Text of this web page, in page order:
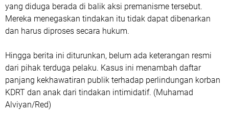
yang diduga berada di balik aksi premanisme tersebut.
Mereka menegaskan tindakan itu tidak dapat dibenarkan
dan harus diproses secara hukum.
Hingga berita ini diturunkan, belum ada keterangan resmi
dari pihak terduga pelaku. Kasus ini menambah daftar
panjang kekhawatiran publik terhadap perlindungan korban
KDRT dan anak dari tindakan intimidatif. (Muhamad
Alviyan/Red)